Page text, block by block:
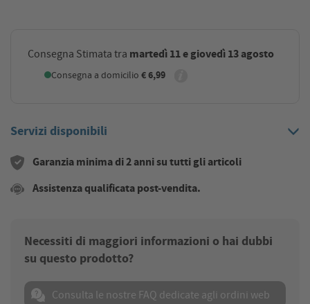
Consegna Stimata tra martedì 11 e giovedì 13 agosto
Consegna a domicilio € 6,99
Servizi disponibili
Garanzia minima di 2 anni su tutti gli articoli
Assistenza qualificata post-vendita.
Necessiti di maggiori informazioni o hai dubbi
su questo prodotto?
Consulta le nostre FAQ dedicate agli ordini web